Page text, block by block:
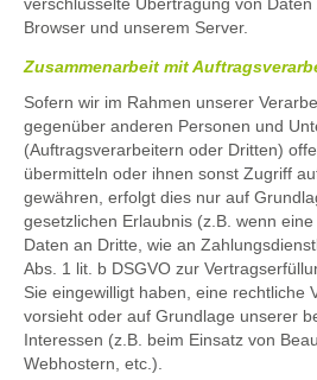
verschlüsselte Übertragung von Daten
Browser und unserem Server.
Zusammenarbeit mit
Sofern wir im Rahmen unserer
gegenüber anderen Personen und
(Auftragsverarbeitern oder Dritten)
übermitteln oder ihnen sonst Zugriff
gewähren, erfolgt dies nur auf
gesetzlichen Erlaubnis (z.B. wenn
Daten an Dritte, wie an
Abs. 1 lit. b DSGVO zur
Sie eingewilligt haben, eine rechtliche
vorsieht oder auf Grundlage unserer
Interessen (z.B. beim Einsatz von
Webhostern, etc.).